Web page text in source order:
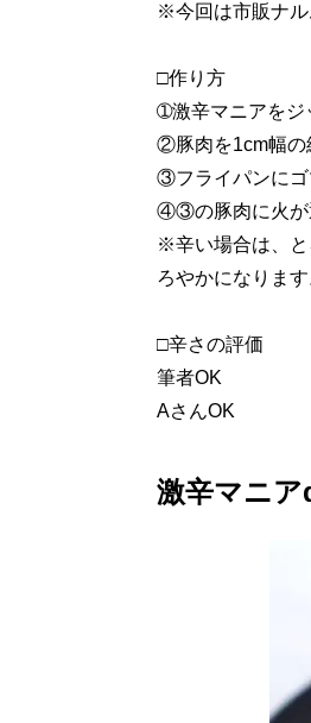
※今回は市販ナル
□作り方
➀激辛マニアをジ
②豚肉を1cm幅の
③フライパンに
④③の豚肉に火が
※辛い場合は、と
ろやかになります
□辛さの評価
筆者OK
AさんOK
激辛マニア